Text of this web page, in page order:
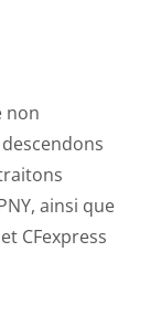
non
ainsi que
CFexpress